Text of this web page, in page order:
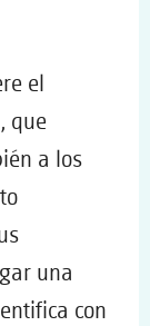
el
que
a los
una
con